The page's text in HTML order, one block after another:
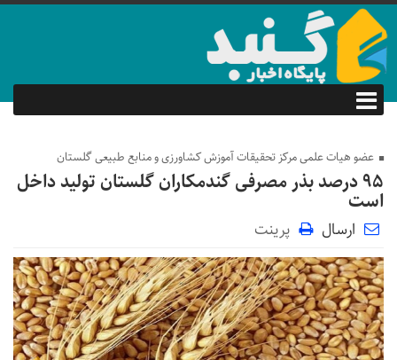
عضو هیات علمی مرکز تحقیقات آموزش کشاورزی و منابع طبیعی گلستان
۹۵ درصد بذر مصرفی گندمکاران گلستان تولید داخل
است
ارسال پرینت